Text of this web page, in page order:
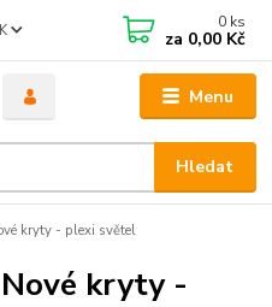
Menu
Hledat
0 ks
za 0,00 Kč
kryty - plexi světel
kryty -